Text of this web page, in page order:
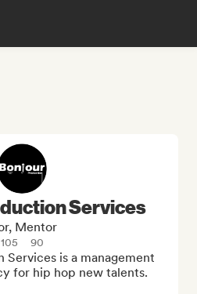
Services
Mentor
105 90
Services is a management
for hip hop new talents.